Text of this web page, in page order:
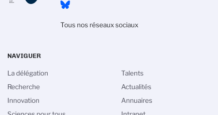
Tous nos réseaux sociaux
NAVIGUER
La délégation
Recherche
Innovation
Talents
Actualités
Annuaires